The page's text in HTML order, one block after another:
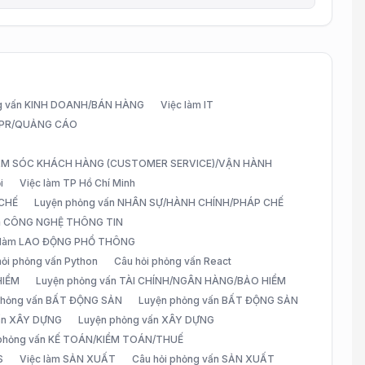
vấn KINH DOANH/BÁN HÀNG
Việc làm IT
QUẢNG CÁO
SÓC KHÁCH HÀNG (CUSTOMER SERVICE)/VẬN HÀNH
Việc làm TP Hồ Chí Minh
Luyện phỏng vấn NHÂN SỰ/HÀNH CHÍNH/PHÁP CHẾ
NGHỆ THÔNG TIN
LAO ĐỘNG PHỔ THÔNG
phỏng vấn Python
Câu hỏi phỏng vấn React
Luyện phỏng vấn TÀI CHÍNH/NGÂN HÀNG/BẢO HIỂM
vấn BẤT ĐỘNG SẢN
Luyện phỏng vấn BẤT ĐỘNG SẢN
XÂY DỰNG
Luyện phỏng vấn XÂY DỰNG
vấn KẾ TOÁN/KIỂM TOÁN/THUẾ
Việc làm SẢN XUẤT Câu hỏi phỏng vấn SẢN XUẤT